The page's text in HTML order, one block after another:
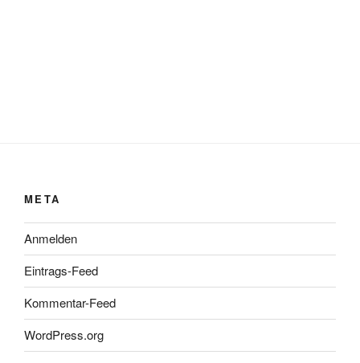
META
Anmelden
Eintrags-Feed
Kommentar-Feed
WordPress.org